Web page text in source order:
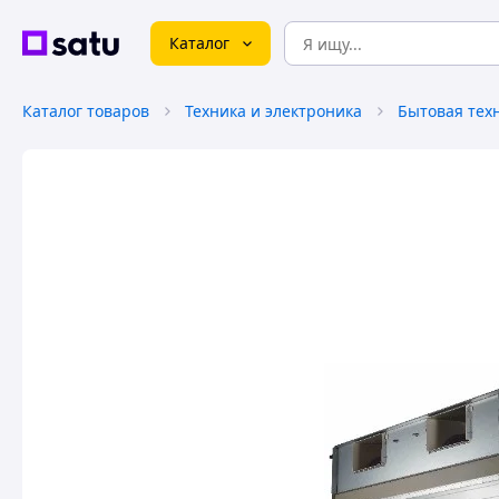
Каталог
Каталог товаров Техника и электроника Бытовая